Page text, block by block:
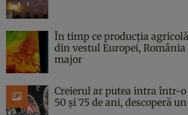
În timp ce producția
din vestul Europei,
major
Creierul ar putea intra într-
50 și 75 de ani, descoperă